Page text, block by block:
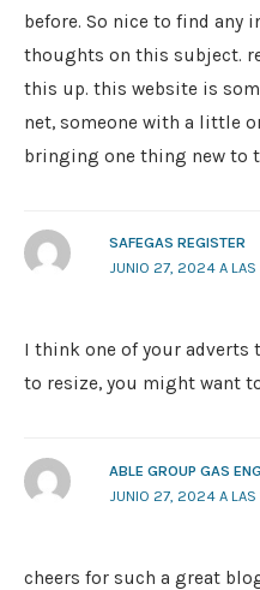
before. So nice to find
thoughts on this subject.
this up. this website is
net, someone with a little
bringing one thing new to
SAFEGAS REGISTER
JUNIO 27, 2024 A
I think one of your adverts
to resize, you might want
ABLE GROUP GAS
JUNIO 27, 2024 A LAS
cheers for such a great